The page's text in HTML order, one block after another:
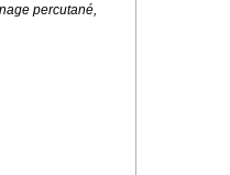
percutané,